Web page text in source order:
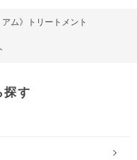
アム》トリートメント
探す